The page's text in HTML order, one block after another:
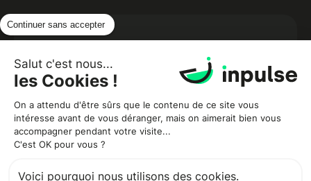
Continuer sans accepter
Salut c'est nous...
les Cookies !
On a attendu d'être sûrs que le contenu de ce site vous
intéresse avant de vous déranger, mais on aimerait bien vous
accompagner pendant votre visite...
C'est OK pour vous ?
Voici pourquoi nous utilisons des cookies.
L’actualité de la restauration et de la food par
email :